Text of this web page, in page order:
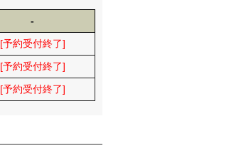
-
[予約受付終了]
[予約受付終了]
[予約受付終了]